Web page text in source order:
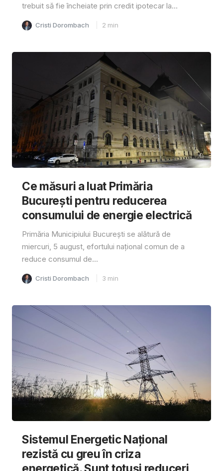
trebuit să fie încheiate prin credit ipotecar la...
Cristi Dorombach 2 min
Ce măsuri a luat Primăria
București pentru reducerea
consumului de energie electrică
Primăria Municipiului București se alătură de
miercuri, 5 august, efortului național comun de a
reduce consumul de...
Cristi Dorombach 3 min
Sistemul Energetic Național
rezistă cu greu în criza
energetică. Sunt totuși reduceri